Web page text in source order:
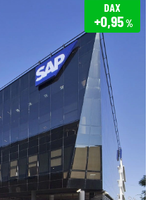
DAX
+0,95%